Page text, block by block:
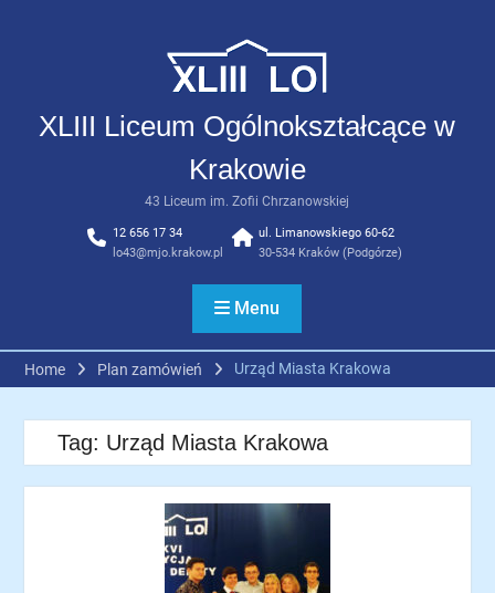
XLIII Liceum Ogólnokształcące w
Krakowie
43 Liceum im. Zofii Chrzanowskiej
12 656 17 34
lo43@mjo.krakow.pl
ul. Limanowskiego 60-62
30-534 Kraków (Podgórze)
Menu
Home Plan zamówień Urząd Miasta Krakowa
Tag: Urząd Miasta Krakowa